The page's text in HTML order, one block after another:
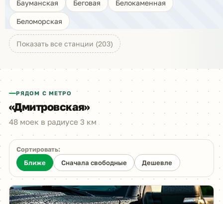
Бауманская Беговая Белокаменная
Беломорская
Показать все станции (203)
РЯДОМ С МЕТРО
«Дмитровская»
48 моек в радиусе 3 км
Сортировать:
Ближе
Сначала свободные Дешевле